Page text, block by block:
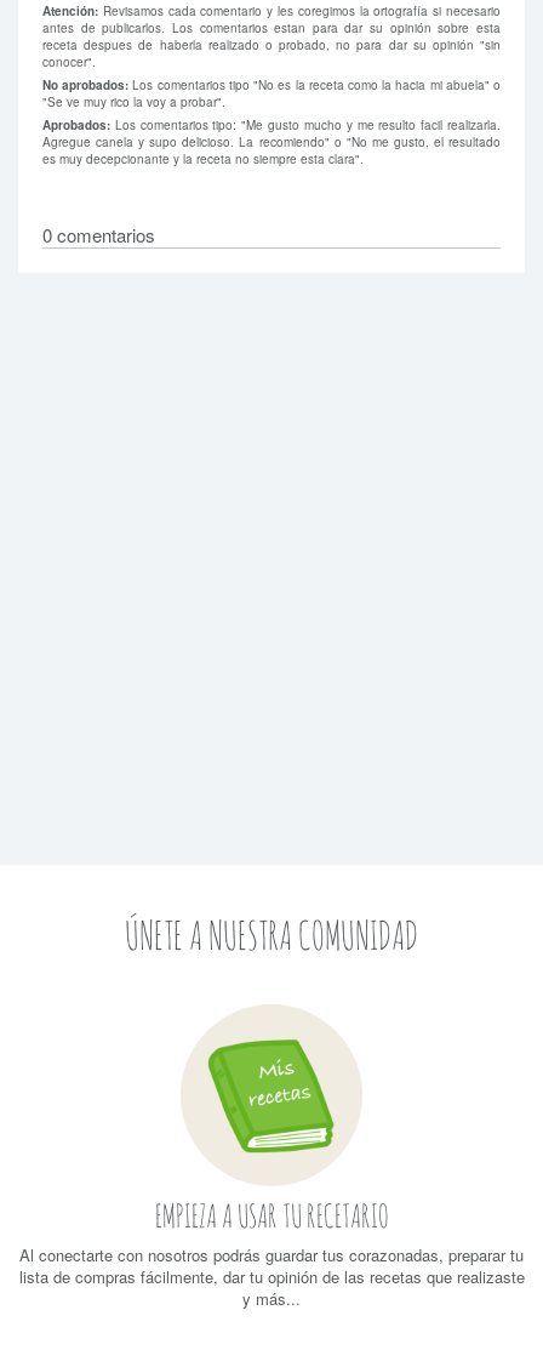
Atención: Revisamos cada comentario y les coregimos la ortografía si necesario
antes de publicarlos. Los comentarios estan para dar su opinión sobre esta
receta despues de haberla realizado o probado, no para dar su opinión "sin
conocer".
No aprobados:Los comentarios tipo "No es la receta como la hacia mi abuela" o
"Se ve muy rico la voy a probar".
Aprobados: Los comentarios tipo: "Me gusto mucho y me resulto facil realizarla.
Agregue canela y supo delicioso. La recomiendo" o "No me gusto, el resultado
es muy decepcionante y la receta no siempre esta clara".
0 comentarios
ÚNETE A NUESTRA COMUNIDAD
EMPIEZA A USAR TU RECETARIO
Al conectarte con nosotros podrás guardar tus corazonadas, preparar tu
lista de compras fácilmente, dar tu opinión de las recetas que realizaste
y más...